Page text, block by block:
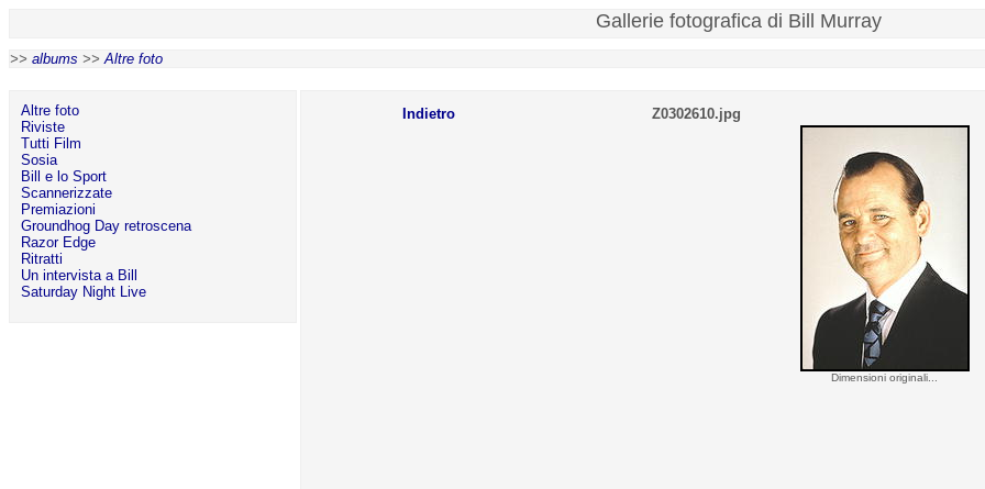
Gallerie fotografica di Bill Murray
>> albums >>Altre foto
Altre foto
Riviste
Tutti Film
Sosia
Bill e lo Sport
Scannerizzate
Premiazioni
Groundhog Day retroscena
Razor Edge
Ritratti
Un intervista a Bill
Saturday Night Live
Indietro Z0302610.jpg
Dimensioni originali...